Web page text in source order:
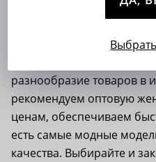
Изящные
купить
разнообразие товаров в
рекомендуем оптовую
ценам, обеспечиваем
есть самые модные
качества. Выбирайте и